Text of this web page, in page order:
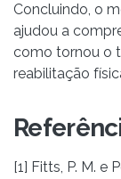
Concluindo, o
ajudou a
como tornou o
reabilitação
[1] Fitts, P. M. e